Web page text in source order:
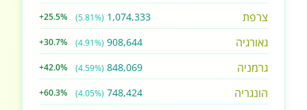
צרפת 1,074,333
(5.81%)
+25.5%
גאורגיה 908,644
(4.91%)
+30.7%
גרמניה 848,069
(4.59%)
+42.0%
הונגריה 748,424
(4.05%)
+60.3%